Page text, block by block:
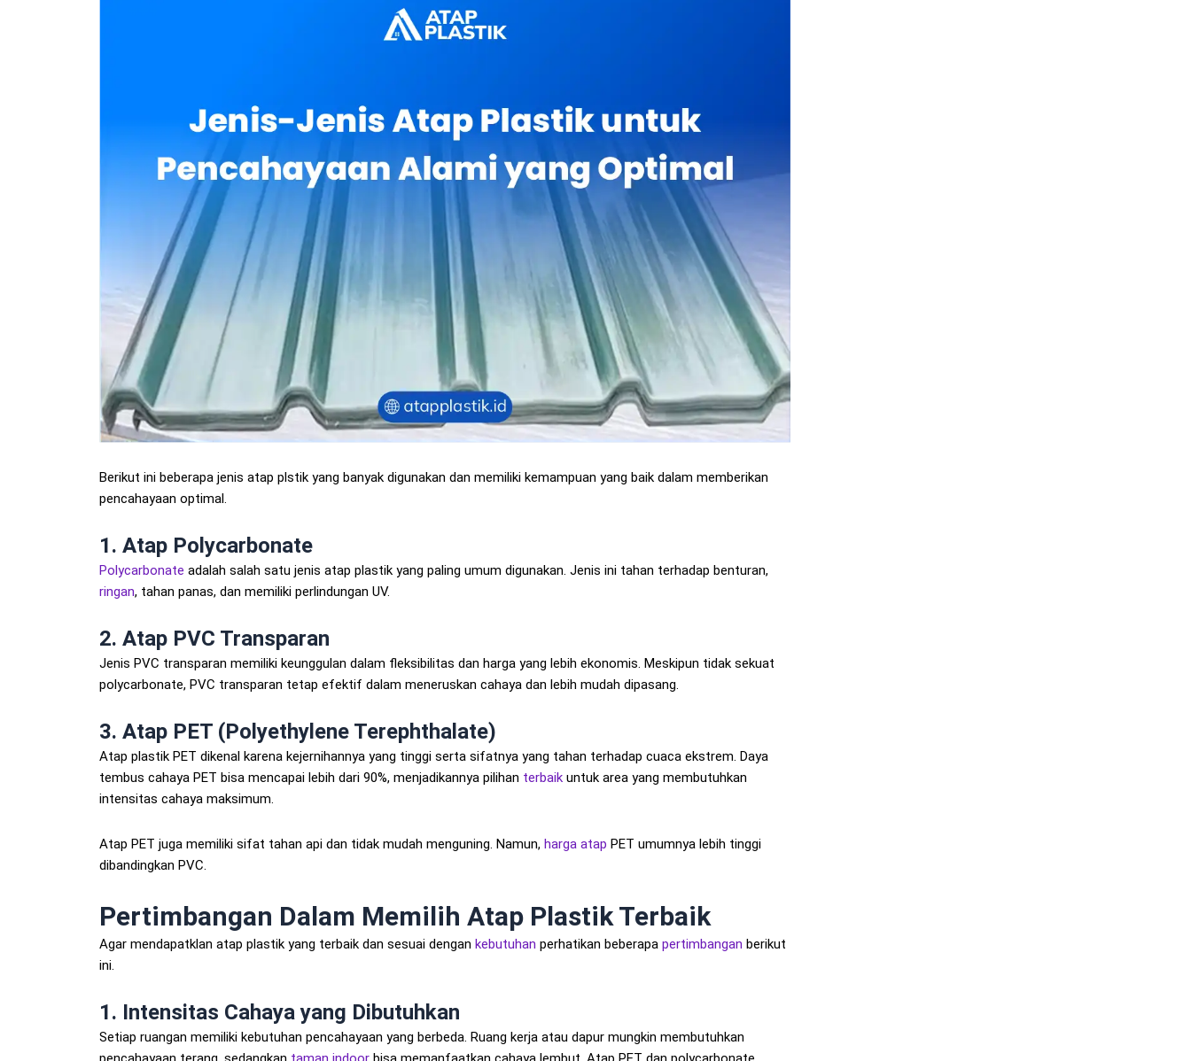
Berikut ini beberapa jenis atap plstik yang banyak digunakan dan memiliki kemampuan yang baik dalam memberikan
pencahayaan optimal.
1. Atap Polycarbonate
Polycarbonate adalah salah satu jenis atap plastik yang paling umum digunakan. Jenis ini tahan terhadap benturan,
ringan, tahan panas, dan memiliki perlindungan UV.
2. Atap PVC Transparan
Jenis PVC transparan memiliki keunggulan dalam fleksibilitas dan harga yang lebih ekonomis. Meskipun tidak sekuat
polycarbonate, PVC transparan tetap efektif dalam meneruskan cahaya dan lebih mudah dipasang.
3. Atap PET (Polyethylene Terephthalate)
Atap plastik PET dikenal karena kejernihannya yang tinggi serta sifatnya yang tahan terhadap cuaca ekstrem. Daya
tembus cahaya PET bisa mencapai lebih dari 90%, menjadikannya pilihan terbaik untuk area yang membutuhkan
intensitas cahaya maksimum.
Atap PET juga memiliki sifat tahan api dan tidak mudah menguning. Namun, harga atap PET umumnya lebih tinggi
dibandingkan PVC.
Pertimbangan Dalam Memilih Atap Plastik Terbaik
Agar mendapatklan atap plastik yang terbaik dan sesuai dengan kebutuhan perhatikan beberapa pertimbangan berikut
ini.
1. Intensitas Cahaya yang Dibutuhkan
Setiap ruangan memiliki kebutuhan pencahayaan yang berbeda. Ruang kerja atau dapur mungkin membutuhkan